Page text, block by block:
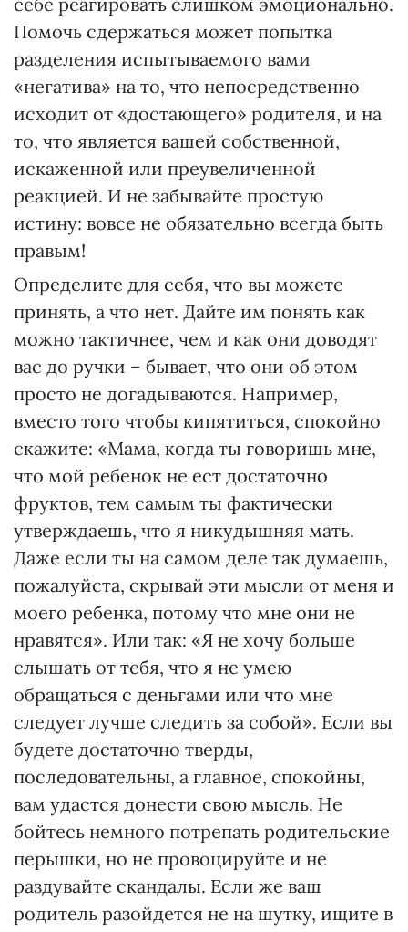
Помочь сдержаться может попытка
разделения испытываемого вами
«негатива» на то, что непосредственно
исходит от «достающего» родителя, и на
то, что является вашей собственной,
искаженной или преувеличенной
реакцией. И не забывайте простую
истину: вовсе не обязательно всегда быть
правым!
Определите для себя, что вы можете
принять, а что нет. Дайте им понять как
можно тактичнее, чем и как они доводят
вас до ручки – бывает, что они об этом
просто не догадываются. Например,
вместо того чтобы кипятиться, спокойно
скажите: «Мама, когда ты говоришь мне,
что мой ребенок не ест достаточно
фруктов, тем самым ты фактически
утверждаешь, что я никудышняя мать.
Даже если ты на самом деле так думаешь,
пожалуйста, скрывай эти мысли от меня и
моего ребенка, потому что мне они не
нравятся». Или так: «Я не хочу больше
слышать от тебя, что я не умею
обращаться с деньгами или что мне
следует лучше следить за собой». Если вы
будете достаточно тверды,
последовательны, а главное, спокойны,
вам удастся донести свою мысль. Не
бойтесь немного потрепать родительские
перышки, но не провоцируйте и не
раздувайте скандалы. Если же ваш
родитель разойдется не на шутку, ищите в